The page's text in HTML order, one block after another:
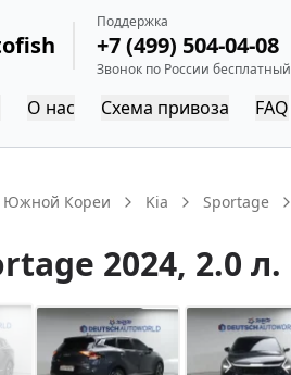
Поддержка
+7 (499) 504-04-08
Звонок по России бесплатный
О нас Схема привоза FAQ
Южной Кореи Kia Sportage
2024, 2.0 л.